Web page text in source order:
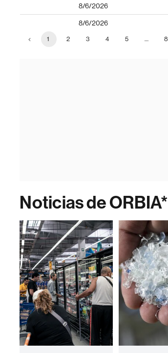
8/6/2026
8/6/2026
1 2 3 4 5 … 8
Noticias de ORBIA*